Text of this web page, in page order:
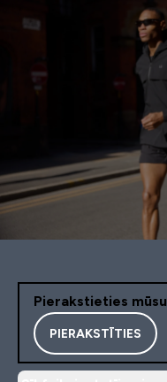
Pierakstieties
PIERAKSTĪTIES